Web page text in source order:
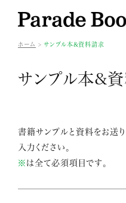
ホーム サンプル本&資料請求
サンプル本&
書籍サンプルと資料をお送り
入力ください。
※は全て必須項目です。